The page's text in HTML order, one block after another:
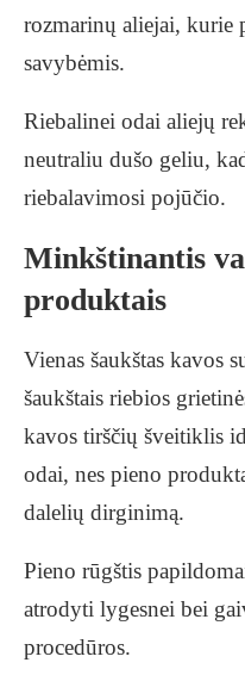
rozmarinų aliejai, kurie
savybėmis.
Riebalinei odai aliejų
neutraliu dušo geliu,
riebalavimosi pojūčio.
Minkštinantis
produktais
Vienas šaukštas kavos
šaukštais riebios
kavos tirščių šveitiklis
odai, nes pieno
dalelių dirginimą.
Pieno rūgštis
atrodyti lygesnei bei
procedūros.